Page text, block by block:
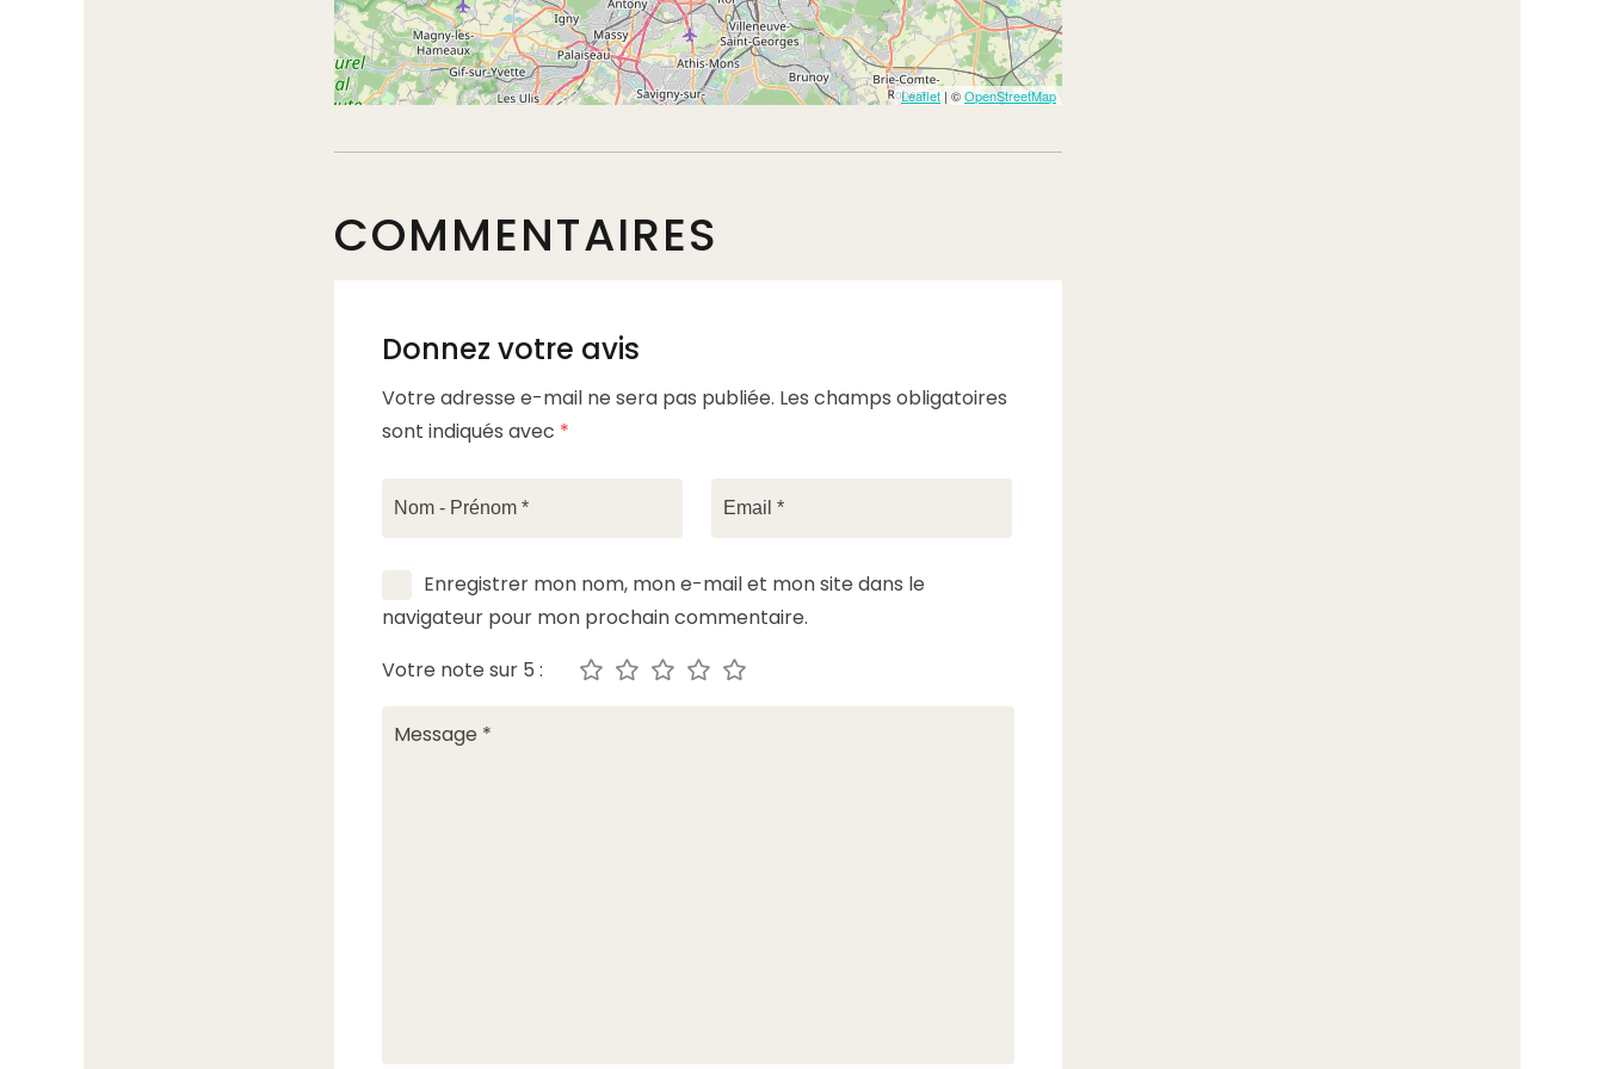
Leaflet | ©OpenStreetMap
COMMENTAIRES
Donnez votre avis
Votre adresse e-mail ne sera pas publiée. Les champs obligatoires
sont indiqués avec *
Enregistrer mon nom, mon e-mail et mon site dans le
navigateur pour mon prochain commentaire.
Votre note sur 5 :